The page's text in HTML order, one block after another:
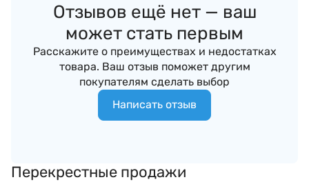
Отзывов ещё нет — ваш
может стать первым
Расскажите о преимуществах и недостатках
товара. Ваш отзыв поможет другим
покупателям сделать выбор
Написать отзыв
Перекрестные продажи